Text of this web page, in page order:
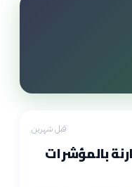
قبل شهرين
بالمؤشرات